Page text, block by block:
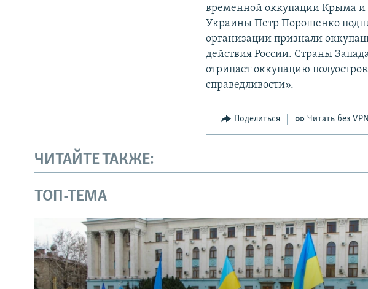
временной оккупации Крыма и
Украины Петр Порошенко
организации признали
действия России. Страны
отрицает оккупацию
справедливости».
Поделиться Читать без VPN
ЧИТАЙТЕ ТАКЖЕ:
ТОП-ТЕМА